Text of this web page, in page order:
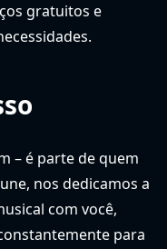
gratuitos e
– é parte de quem
nos dedicamos a
com você,
para